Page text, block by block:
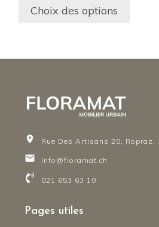
prix :
Choix des options
produit
Rue Des Artisans 20, Ropraz,
info@floramat.ch
021 653 63 10
Pages utiles